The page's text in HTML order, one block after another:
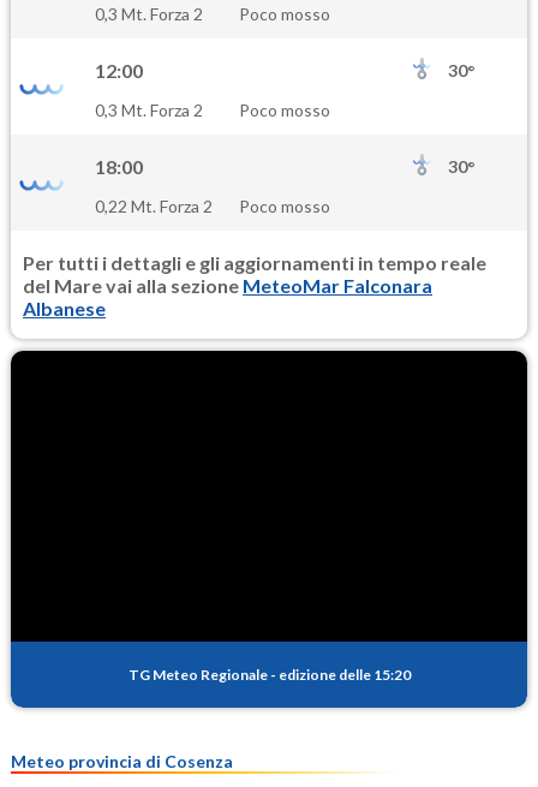
0,3 Mt. Forza 2
Poco mosso
12:00
30°
0,3 Mt. Forza 2
Poco mosso
18:00
30°
0,22 Mt. Forza 2
Poco mosso
Per tutti i dettagli e gli aggiornamenti in tempo reale
del Mare vai alla sezione MeteoMar Falconara
Albanese
TG Meteo Regionale - edizione delle 15:20
Meteo provincia di Cosenza